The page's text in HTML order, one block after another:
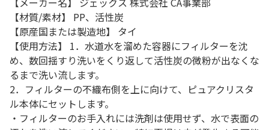
【材質/素材】 PP、活性炭
【原産国または製造地】 タイ
【使用方法】 1．水道水を溜めた容器にフィルターを沈
め、数回揺すり洗いをくり返して活性炭の微粉が出なくな
るまで洗い流します。
2．フィルターの不織布側を上に向けて、ピュアクリスタ
ル本体にセットします。
・フィルターのお手入れには洗剤は使用せず、水で表面の